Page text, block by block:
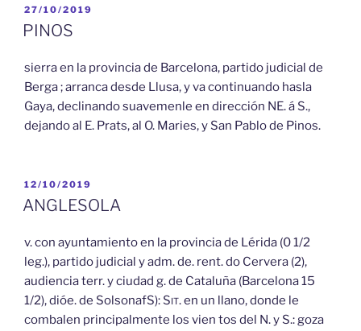
PUBLICADO
EL
27/10/2019
PINOS
sierra en la provincia de Barcelona, partido judicial de
Berga ; arranca desde Llusa, y va continuando hasla
Gaya, declinando suavemenle en dirección NE. á S.,
dejando al E. Prats, al O. Maries, y San Pablo de Pinos.
PUBLICADO
EL
12/10/2019
ANGLESOLA
v. con ayuntamiento en la provincia de Lérida (0 1/2
leg.), partido judicial y adm. de. rent. do Cervera (2),
audiencia terr. y ciudad g. de Cataluña (Barcelona 15
1/2), dióe. de SolsonafS): Sit.en un llano, donde le
combalen principalmente los vien tos del N. y S.: goza